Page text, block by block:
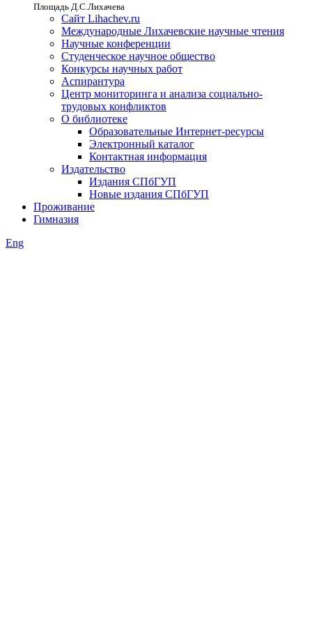
Площадь Д.С.Лихачева
Сайт Lihachev.ru
Международные Лихачевские научные чтения
Научные конференции
Студенческое научное общество
Конкурсы научных работ
Аспирантура
Центр мониторинга и анализа социально-
трудовых конфликтов
О библиотеке
Образовательные Интернет-ресурсы
Электронный каталог
Контактная информация
Издательство
Издания СПбГУП
Новые издания СПбГУП
Проживание
Гимназия
Eng